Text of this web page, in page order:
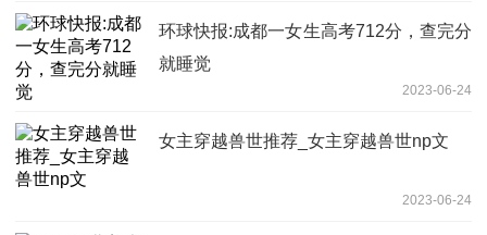
环球快报:成都一女生高考712分，查完分
就睡觉
2023-06-24
女主穿越兽世推荐_女主穿越兽世np文
2023-06-24